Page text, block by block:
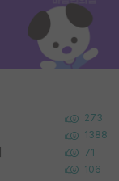
273
1388
71
106